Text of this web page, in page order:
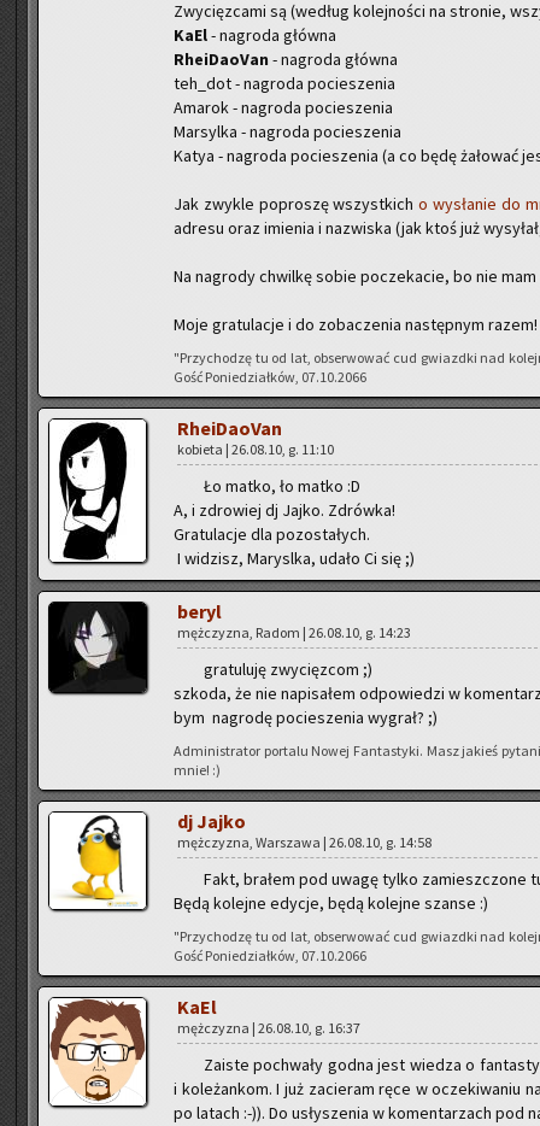
Zwy­cięz­ca­mi są (we­dług ko­lej­no­ści na stro­nie,
KaEl- na­gro­da głów­na
Rhe­iDa­oVan - na­gro­da głów­na
teh_dot - na­gro­da po­cie­sze­nia
Ama­rok - na­gro­da po­cie­sze­nia
Mar­syl­ka - na­gro­da po­cie­sze­nia
Katya - na­gro­da po­cie­sze­nia (a co będę ża­ło­wać
Jak zwy­kle po­pro­szę wszyst­kicho wy­sła­nie do
ad­re­su oraz imie­nia i na­zwi­ska (jak ktoś już
Na na­gro­dy chwil­kę sobie po­cze­ka­cie, bo nie
Moje gra­tu­la­cje i do zo­ba­cze­nia na­stęp­nym razem!
"Przy­cho­dzę tu od lat, ob­ser­wo­wać cud gwiazd­ki nad
Gość Po­nie­dział­ków, 07.10.2066
Rhe­iDa­oVan
ko­bie­ta | 26.08.10, g. 11:10
Ło matko, ło matko :D
A, i zdro­wiej dj Jajko. Zdrów­ka!
Gra­tu­la­cje dla po­zo­sta­łych.
I wi­dzisz, Ma­ry­sl­ka, udało Ci się ;)
beryl
męż­czy­zna, Radom | 26.08.10, g. 14:23
gra­tu­lu­ję zwy­cięz­com ;)
szko­da, że nie na­pi­sa­łem od­po­wie­dzi w
bym na­gro­dę po­cie­sze­nia wy­grał? ;)
Ad­mi­ni­stra­tor por­ta­lu Nowej Fan­ta­sty­ki. Masz ja­kieś
mnie! :)
dj Jajko
męż­czy­zna, War­sza­wa | 26.08.10, g. 14:58
Fakt, bra­łem pod uwagę tylko za­miesz­czo­ne
Będą ko­lej­ne edy­cje, będą ko­lej­ne szan­se :)
"Przy­cho­dzę tu od lat, ob­ser­wo­wać cud gwiazd­ki nad
Gość Po­nie­dział­ków, 07.10.2066
KaEl
męż­czy­zna | 26.08.10, g. 16:37
Za­iste po­chwa­ły godna jest wie­dza o
i ko­le­żan­kom. I już za­cie­ram ręce w ocze­ki­wa­niu
po la­tach :-)). Do usły­sze­nia w ko­men­ta­rzach pod